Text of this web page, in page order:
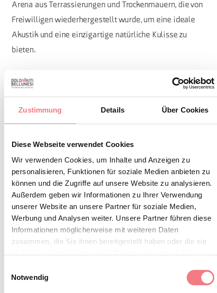
Zustimmung Details Über Cookies
Diese Webseite verwendet Cookies
Wir verwenden Cookies, um Inhalte und Anzeigen zu
personalisieren, Funktionen für soziale Medien anbieten zu
können und die Zugriffe auf unsere Website zu analysieren.
Außerdem geben wir Informationen zu Ihrer Verwendung
unserer Website an unsere Partner für soziale Medien,
Werbung und Analysen weiter. Unsere Partner führen diese
Informationen möglicherweise mit weiteren Daten
zusammen, die Sie ihnen bereitgestellt haben oder die sie
Notwendig
Arena aus Terrassierungen und Trockenmauern, die von
Freiwilligen wiederhergestellt wurde, um eine ideale
Akustik und eine einzigartige natürliche Kulisse zu
bieten.
Werke wie "La Traviata", "Tosca" und im vergangenen
Jahr "Il Barbiere di Siviglia" präsentierten, wird in
Aus Sicherheitsgründen und gemäß den geltenden
Vorschriften ist der Zugang auf 200 Personen begrenzt.
Die Details zur Teilnahme sind wie folgt:
Vorverkauf: Im Caffè Deon (Piazza dei Martiri n. 31,
Belluno) an den Tagen 3., 4. und 5. August 2026, von
9:00 bis 12:30 Uhr und von 16:30 bis 19:00 Uhr.
Euro für Kinder unter 12 Jahren.